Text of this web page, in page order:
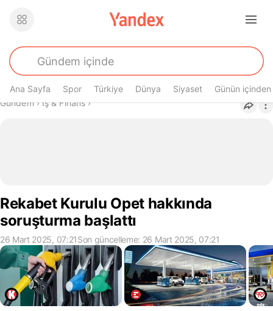
Ana Sayfa Spor Türkiye Dünya Siyaset Günün içinden
Buradasın
Gündem› İş & Finans›
Rekabet Kurulu Opet hakkında
soruşturma başlattı
26 Mart 2025, 07:21Son güncelleme: 26 Mart 2025, 07:21